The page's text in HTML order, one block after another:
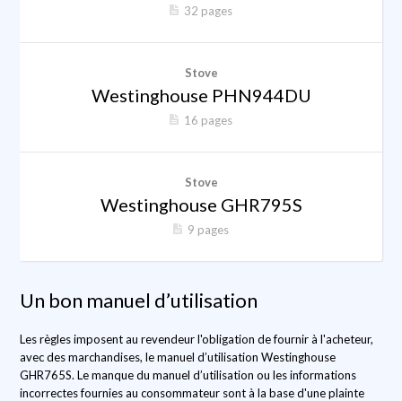
32 pages
Stove
Westinghouse PHN944DU
16 pages
Stove
Westinghouse GHR795S
9 pages
Un bon manuel d’utilisation
Les règles imposent au revendeur l'obligation de fournir à l'acheteur,
avec des marchandises, le manuel d’utilisation Westinghouse
GHR765S. Le manque du manuel d’utilisation ou les informations
incorrectes fournies au consommateur sont à la base d'une plainte